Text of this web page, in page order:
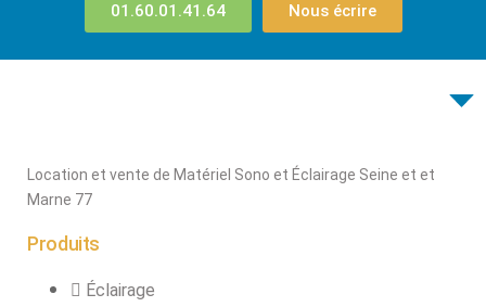
01.60.01.41.64 Nous écrire
Location et vente de Matériel Sono et Éclairage Seine et et
Marne 77
Produits
Éclairage